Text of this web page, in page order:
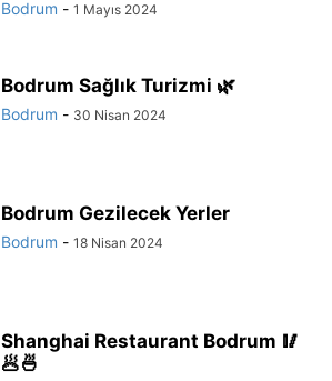
Bodrum - 1 Mayıs 2024
Bodrum Sağlık Turizmi 🌿
Bodrum - 30 Nisan 2024
Bodrum Gezilecek Yerler
Bodrum - 18 Nisan 2024
Shanghai Restaurant Bodrum 🥢
🥟🍜